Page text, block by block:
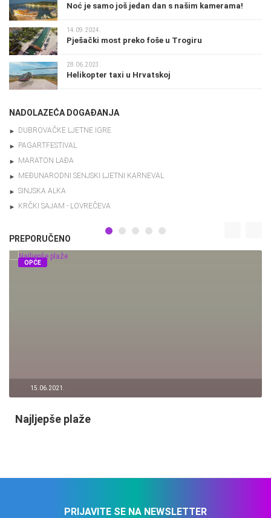
Noć je samo još jedan dan s našim kamerama!
14.09.2024.
Pješački most preko foše u Trogiru
28.06.2023.
Helikopter taxi u Hrvatskoj
NADOLAZEĆA DOGAĐANJA
DUBROVAČKE LJETNE IGRE
PAGARTFESTIVAL
MARATON LAĐA
MEĐUNARODNI SENJSKI LJETNI KARNEVAL
SINJSKA ALKA
KRČKI SAJAM - LOVREČEVA
PREPORUČENO
20.01.2021.
OPĆE
Nadzor kuće!
PRIJAVITE SE NA NEWSLETTER